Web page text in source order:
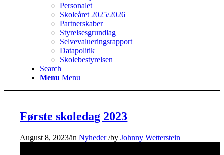
Personalet
Skoleåret 2025/2026
Partnerskaber
Styrelsesgrundlag
Selvevalueringsrapport
Datapolitik
Skolebestyrelsen
Search
Menu Menu
Første skoledag 2023
August 8, 2023/inNyheder /byJohnny Wetterstein